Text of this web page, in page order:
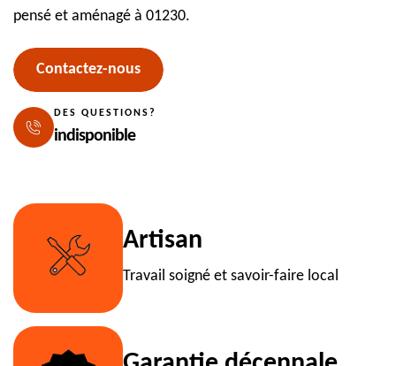
pensé et aménagé à 01230.
Contactez-nous
DES QUESTIONS?
indisponible
Artisan
Travail soigné et savoir-faire local